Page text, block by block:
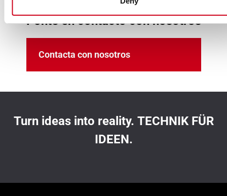
Ponte en contacto con nosotros
Contacta con nosotros
Turn ideas into reality. TECHNIK FÜR
IDEEN.